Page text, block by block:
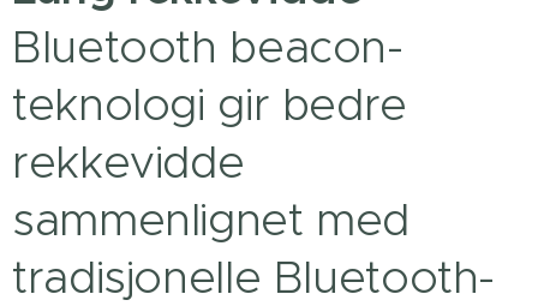
Bluetooth beacon-
teknologi gir bedre
rekkevidde
sammenlignet med
tradisjonelle Bluetooth-